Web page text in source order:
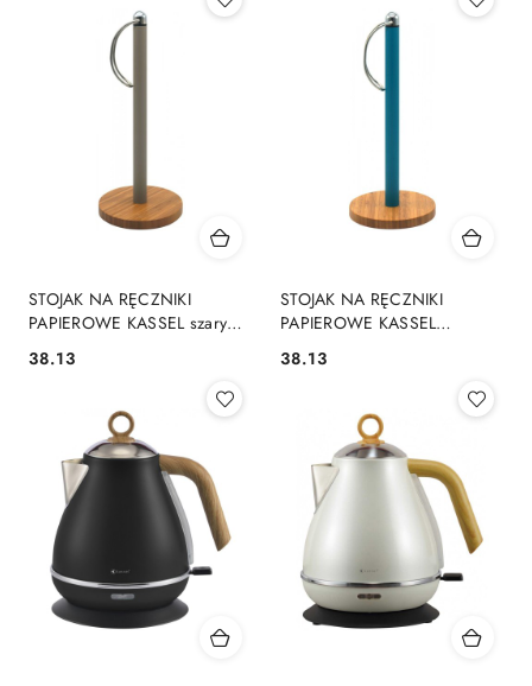
STOJAK NA RĘCZNIKI
PAPIEROWE KASSEL szary
93610
Cena:
38.13
STOJAK NA RĘCZNIKI
PAPIEROWE KASSEL
szmaragdowy 93611
Cena:
38.13